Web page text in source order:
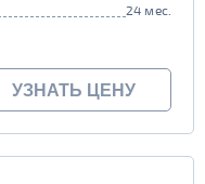
24 мес.
УЗНАТЬ ЦЕНУ